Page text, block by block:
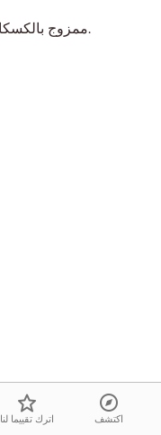
ممزوج بالكسكارا وعصير اليوزو ومياه الصودا.
اترك تقييما لنا اكتشف